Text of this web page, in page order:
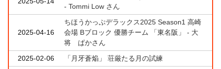
- Tommi Low さん
2025-04-16
ちほうかっぷデラックス2025 Season1 高崎
会場 Bブロック 優勝チーム 「東名阪」 - 大
将 ぱかさん
2025-02-06
「月牙蒼焔」 荘厳たる月の試練